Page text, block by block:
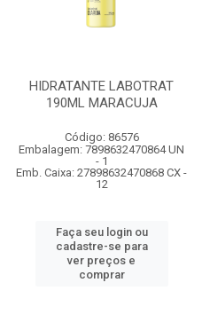
HIDRATANTE LABOTRAT
190ML MARACUJA
Código: 86576
Embalagem: 7898632470864 UN
- 1
Emb. Caixa: 27898632470868 CX -
12
Faça seu login ou
cadastre-se para
ver preços e
comprar